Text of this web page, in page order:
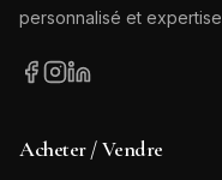
personnalisé et
Acheter / Vendre